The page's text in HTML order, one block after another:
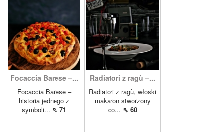
Focaccia Barese –...
Focaccia Barese –
historia jednego z
symboli... ⇖ 71
Radiatori z ragù –...
Radiatori z ragù, włoski
makaron stworzony
do... ⇖ 60